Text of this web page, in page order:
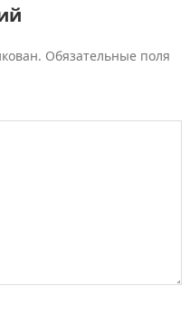
Обязательные поля